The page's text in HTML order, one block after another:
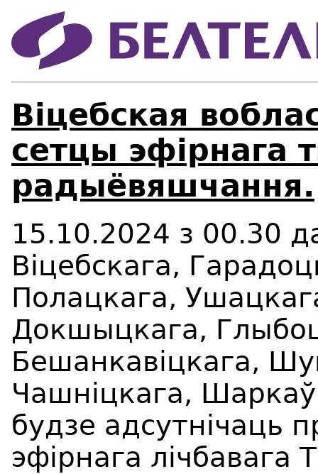
Віцебская
сетцы эфірнага
радыёвяшчання.
15.10.2024 з 00.30
Віцебскага,
Полацкага,
Докшыцкага,
Бешанкавіцкага,
Чашніцкага,
будзе адсутнічаць
эфірнага лічбавага